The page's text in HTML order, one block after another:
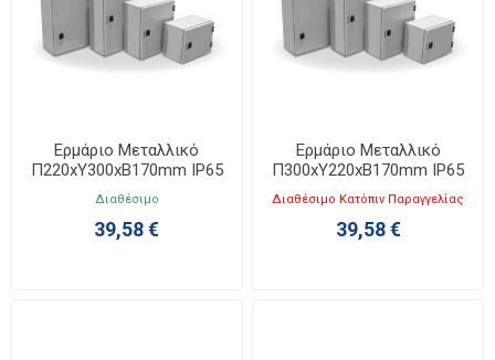
Ερμάριο Μεταλλικό
Π220xΥ300xΒ170mm IP65
KB 2230-0
Διαθέσιμο
39,58 €
Ερμάριο Μεταλλικό
Π300xΥ220xΒ170mm IP65
KB 3022-1
Διαθέσιμο Κατόπιν Παραγγελίας
39,58 €